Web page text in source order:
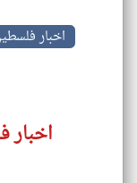
اخبار
اخبار